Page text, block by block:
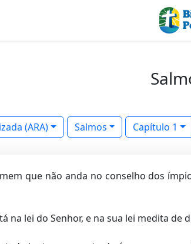
(ARA) Salmos Capítulo 1
que não anda no conselho dos
na lei do Senhor, e na sua lei medita de